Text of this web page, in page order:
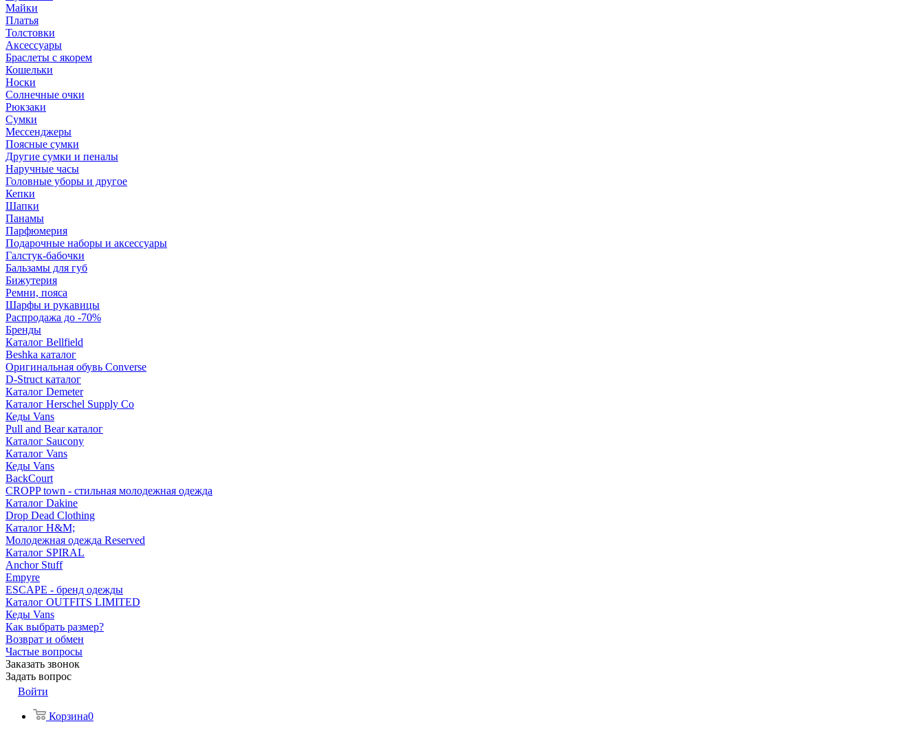
Майки
Платья
Толстовки
Аксессуары
Браслеты с якорем
Кошельки
Носки
Солнечные очки
Рюкзаки
Сумки
Мессенджеры
Поясные сумки
Другие сумки и пеналы
Наручные часы
Головные уборы и другое
Кепки
Шапки
Панамы
Парфюмерия
Подарочные наборы и аксессуары
Галстук-бабочки
Бальзамы для губ
Бижутерия
Ремни, пояса
Шарфы и рукавицы
Распродажа до -70%
Бренды
Каталог Bellfield
Beshka каталог
Оригинальная обувь Converse
D-Struct каталог
Каталог Demeter
Каталог Herschel Supply Co
Кеды Vans
Pull and Bear каталог
Каталог Saucony
Каталог Vans
Кеды Vans
BackCourt
CROPP town - стильная молодежная одежда
Каталог Dakine
Drop Dead Clothing
Каталог H&M;
Молодежная одежда Reserved
Каталог SPIRAL
Anchor Stuff
Empyre
ESCAPE - бренд одежды
Каталог OUTFITS LIMITED
Кеды Vans
Как выбрать размер?
Возврат и обмен
Частые вопросы
Заказать звонок
Задать вопрос
Войти
Корзина0